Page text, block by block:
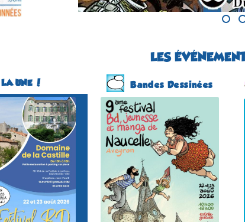
LES
UNE ! Bandes Dessinées
BD
édition)
VILLE
- France)
23 août 2026
Festival BD, Jeunesse,
Manga & Caricatures
(9 éme édition)
NAUCELLE
(Aveyron - France)
du 22 au 23 août 2026
Plus d'informations